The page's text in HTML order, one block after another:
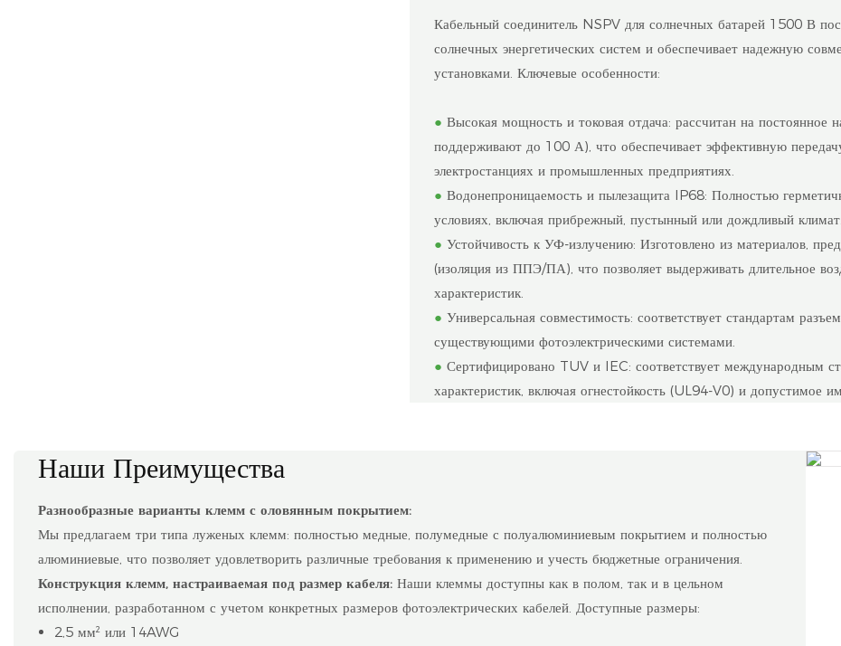
Кабельный соединитель NSPV для солнечных батарей 1500 В
солнечных энергетических систем и обеспечивает надежную
установками. Ключевые особенности:
● Высокая мощность и токовая отдача: рассчитан на
поддерживают до 100 А), что обеспечивает эффективную
электростанциях и промышленных предприятиях.
● Водонепроницаемость и пылезащита IP68: Полностью
условиях, включая прибрежный, пустынный или дождливый климат.
● Устойчивость к УФ-излучению: Изготовлено из материалов,
(изоляция из ППЭ/ПА), что позволяет выдерживать длительное
характеристик.
● Универсальная совместимость: соответствует стандартам
существующими фотоэлектрическими системами.
● Сертифицировано TUV и IEC: соответствует международным
характеристик, включая огнестойкость (UL94-V0) и допустимое
Наши Преимущества
Разнообразные варианты клемм с оловянным покрытием:
Мы предлагаем три типа луженых клемм: полностью медные, полумедные с полуалюминиевым покрытием и полностью
алюминиевые, что позволяет удовлетворить различные требования к применению и учесть бюджетные ограничения.
Конструкция клемм, настраиваемая под размер кабеля:Наши клеммы доступны как в полом, так и в цельном
исполнении, разработанном с учетом конкретных размеров фотоэлектрических кабелей. Доступные размеры:
2,5 мм² или 14AWG